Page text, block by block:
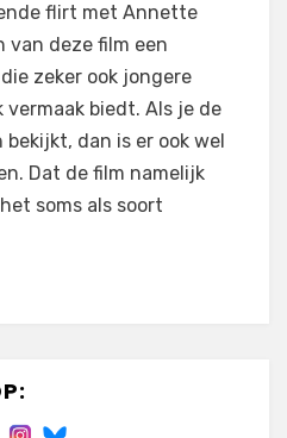
flirt met Annette
van deze film een
zeker ook jongere
biedt. Als je de
dan is er ook wel
Dat de film namelijk
soms als soort